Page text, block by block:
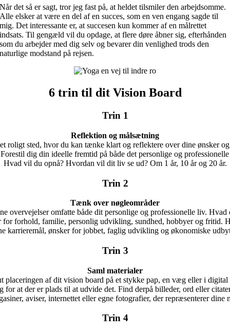
Når det så er sagt, tror jeg fast på, at heldet tilsmiler den arbejdsomme.
Alle elsker at være en del af en succes, som en ven engang sagde til
mig. Det interessante er, at succesen kun kommer af en målrettet
indsats. Til gengæld vil du opdage, at flere døre åbner sig, efterhånden
som du arbejder med dig selv og bevarer din venlighed trods den
naturlige modstand på rejsen.
6 trin til dit Vision Board
Trin 1
Reflektion og målsætning
roligt sted, hvor du kan tænke klart og reflektere over dine ønsker
dig din ideelle fremtid på både det personlige og
Hvad vil du opnå? Hvordan vil dit liv se ud? Om 1 år, 10 år og 20 år.
Trin 2
Tænk over nøgleområder
overvejelser omfatte både dit personlige og professionelle liv. Hvad
for forhold, familie, personlig udvikling, sundhed, hobbyer og fritid.
karrieremål, ønsker for jobbet, faglig udvikling og økonomiske
Trin 3
Saml materialer
placeringen af dit vision board på et stykke pap, en væg eller i digital
for at der er plads til at udvide det. Find derpå billeder, ord eller
aviser, internettet eller egne fotografier, der repræsenterer dine
Trin 4